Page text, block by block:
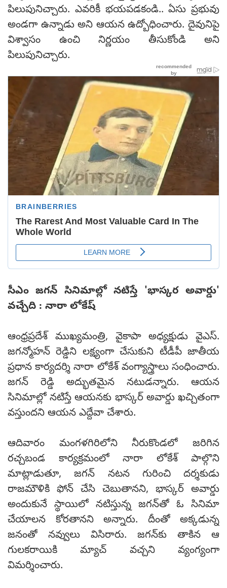
పిలుపునిచ్చారు. ఎవరికీ భయపడకండి.. ఏసు ప్రభువు
అండగా ఉన్నాడు అని ఆయన ఉద్బోధించారు. దైవునిపై
విశ్వాసం ఉంచి నిర్ణయం తీసుకోండి అని
పిలుపునిచ్చారు.
సీఎం జగన్‌ సినిమాల్లో నటిస్తే 'భాస్కర అవార్డు'
వచ్చేది : నారా లోకేష్
ఆంధ్రప్రదేశ్ ముఖ్యమంత్రి, వైకాపా అధ్యక్షుడు వైఎస్.
జగన్మోహన్ రెడ్డిని లక్ష్యంగా చేసుకుని టీడీపీ జాతీయ
ప్రధాన కార్యదర్శి నారా లోకేశ్ వంగ్యాస్త్రాలు సంధించారు.
జగన్ రెడ్డి అద్భుతమైన నటుడన్నారు. ఆయన
సినిమాల్లో నటిస్తే ఆయనకు భాస్కర్ అవార్డు ఖచ్చితంగా
వస్తుందని ఆయన ఎద్దేవా చేశారు.
ఆదివారం మంగళగిరిలోని నీరుకొండలో జరిగిన
రచ్చబండ కార్యక్రమంలో నారా లోకేశ్ పాల్గొని
మాట్లాడుతూ, జగన్ నటన గురించి దర్శకుడు
రాజమౌళికి ఫోన్ చేసి చెబుతానని, భాస్కర్ అవార్డు
అందుకునే స్థాయిలో నటిస్తున్న జగన్‌తో ఓ సినిమా
చేయాలన కోరతానని అన్నారు. దీంతో అక్కడున్న
జనంతో నవ్వులు విసిరారు. జగన్‌కు తాకిన ఆ
గులకరాయికి మ్యాచ్ వచ్చని వ్యంగ్యంగా
విమర్శించారు.